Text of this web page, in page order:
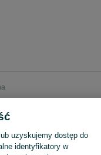
uzyskujemy dostęp do
identyfikatory w